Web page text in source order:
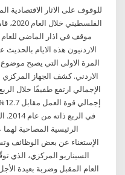
للوقوف على الاثار الاقتصادية
موقف في اذار الماضي للعام
الاردنيون هذه الايام
المرة الاولى التي يصبح
الاردني. كشف الجهاز المركزي
في
الرئيسية المصاحبة
الإستغناء عن بعض الوظائف
العام المقبل وضربة بعيدة